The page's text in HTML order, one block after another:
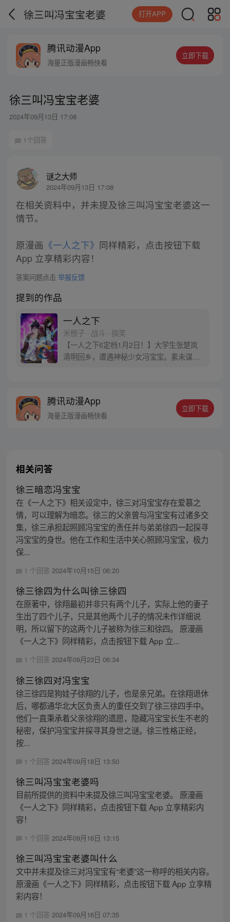
徐三叫冯宝宝老婆 打开APP
腾讯动漫App
海量正版漫画畅快看
立即下载
徐三叫冯宝宝老婆
2024年09月13日 17:08
1个回答
谜之大师
2024年09月13日 17:08
在相关资料中，并未提及徐三叫冯宝宝老婆这一
情节。
原漫画 《一人之下》 同样精彩，点击按钮下载
App 立享精彩内容！
答案问题点击 举报反馈
提到的作品
一人之下
米橙子 · 战斗 · 搞笑
【一人之下6定档1月2日！】大学生张楚岚
清明回乡，遭遇神秘少女冯宝宝。素未谋面
密，张楚岚的生活被彻底颠覆，与冯宝宝一
同踏上“异人”之旅。
腾讯动漫App
海量正版漫画畅快看
立即下载
相关问答
徐三暗恋冯宝宝
在《一人之下》相关设定中，徐三对冯宝宝存在爱慕之
情，可以理解为暗恋。徐三的父亲曾与冯宝宝有过诸多交
集，徐三承担起照顾冯宝宝的责任并与弟弟徐四一起探寻
冯宝宝的身世。他在工作和生活中关心照顾冯宝宝，极力
保...
1 个回答 2024年10月15日 06:20
徐三徐四为什么叫徐三徐四
在原著中，徐翔最初并非只有两个儿子，实际上他的妻子
生出了四个儿子，只是其他两个儿子的情况未作详细说
明，所以留下的这两个儿子被称为徐三和徐四。 原漫画
《一人之下》同样精彩，点击按钮下载 App 立...
1 个回答 2024年09月23日 06:34
徐三徐四对冯宝宝
徐三徐四是狗娃子徐翔的儿子，也是亲兄弟。在徐翔退休
后，哪都通华北大区负责人的重任交到了徐三徐四手中。
他们一直秉承着父亲徐翔的遗愿，隐藏冯宝宝长生不老的
秘密，保护冯宝宝并探寻其身世之谜。徐三性格正经，
按...
1 个回答 2024年09月18日 13:50
徐三叫冯宝宝老婆吗
目前所提供的资料中未提及徐三叫冯宝宝老婆。 原漫画
《一人之下》同样精彩，点击按钮下载 App 立享精彩内
容！
1 个回答 2024年09月16日 13:15
徐三叫冯宝宝老婆叫什么
文中并未提及徐三对冯宝宝有“老婆”这一称呼的相关内容。
原漫画《一人之下》同样精彩，点击按钮下载 App 立享精
彩内容！
1 个回答 2024年09月16日 07:35